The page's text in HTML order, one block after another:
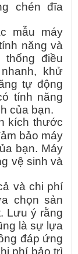
chén đĩa
mẫu máy
năng và
điều
khử
tự động
tính năng
của bạn.
kích thước
bảo máy
bạn. Máy
vệ sinh và
và chi phí
chọn sản
Lưu ý rằng
là sự lựa
đáp ứng
phí bảo trì